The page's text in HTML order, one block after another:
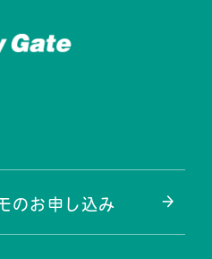
のお申し込み